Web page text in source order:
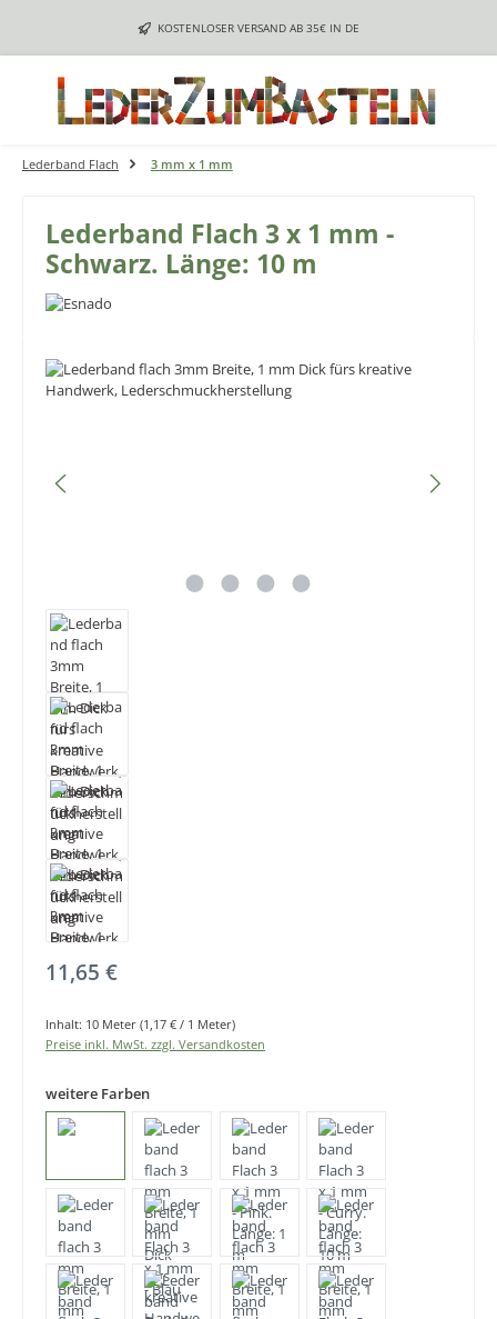
Zum Hauptinhalt springenKOSTENLOSER VERSAND AB 35€ IN DE
Lederband Flach 3 mm x 1 mm
Lederband Flach 3 x 1 mm -
Schwarz. Länge: 10 m
Bildergalerie überspringen
Regulärer Preis:
11,65 €
Inhalt: 10 Meter (1,17 € / 1 Meter)
Preise inkl. MwSt. zzgl. Versandkosten
weitere Farben